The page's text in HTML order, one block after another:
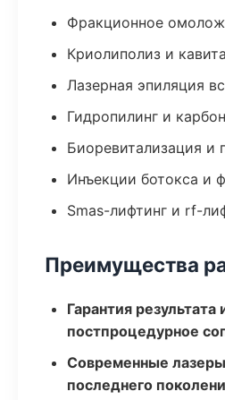
Фракционное
Криолиполиз и
Лазерная эпиляция
Гидропилинг и
Биоревитализация и
Инъекции ботокса и
Smas-лифтинг и rf-
Преимущества
Гарантия результата
постпроцедурное
Современные
последнего